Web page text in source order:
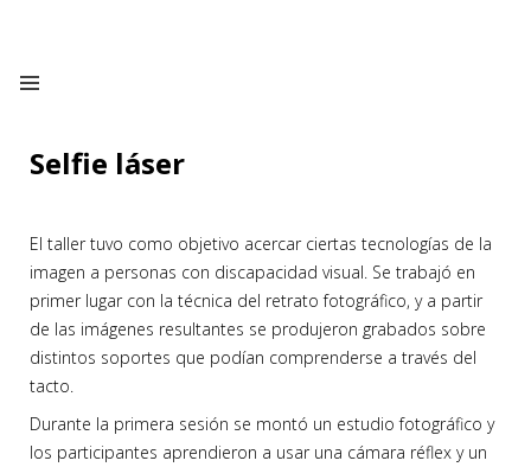
Selfie láser
El taller tuvo como objetivo acercar ciertas tecnologías de la
imagen a personas con discapacidad visual. Se trabajó en
primer lugar con la técnica del retrato fotográfico, y a partir
de las imágenes resultantes se produjeron grabados sobre
distintos soportes que podían comprenderse a través del
tacto.
Durante la primera sesión se montó un estudio fotográfico y
los participantes aprendieron a usar una cámara réflex y un